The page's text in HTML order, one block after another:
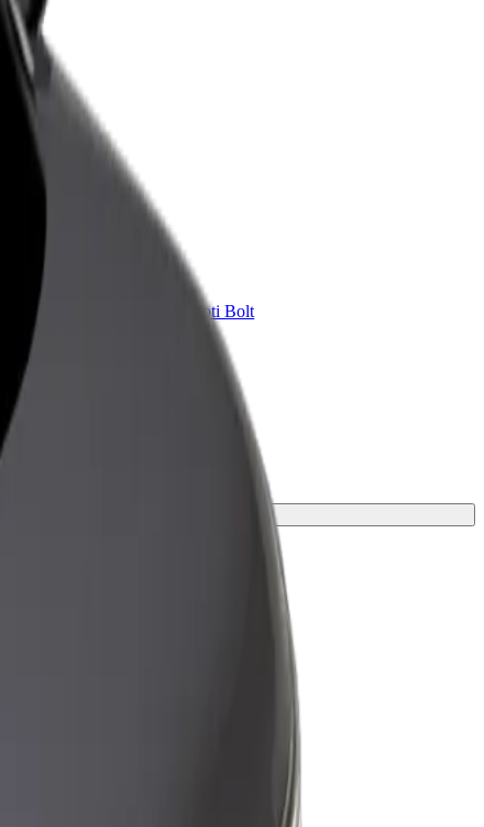
Bolt for Business
Tavam uzņēmumam pielāgoti Bolt
pakalpojumi